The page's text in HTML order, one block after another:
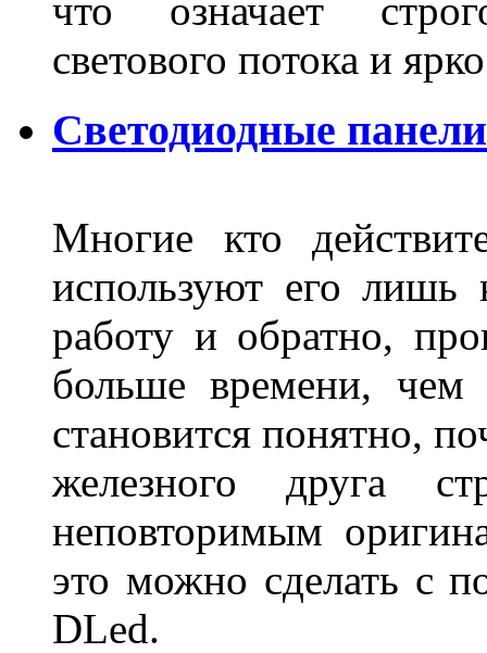
что означает
светового потока и
Светодиодные
Многие кто
используют его лишь
работу и обратно,
больше времени, чем
становится понятно,
железного друга
неповторимым
это можно сделать с
DLed.